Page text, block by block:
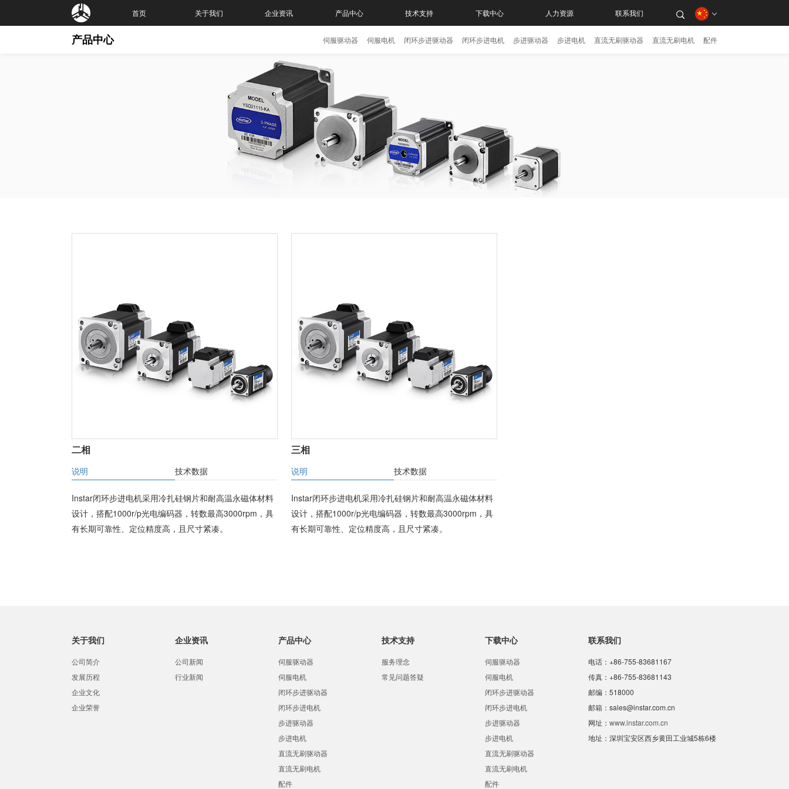
首页 关于我们 企业资讯 产品中心 技术支持 下载中心 人力资源 联系我们
产品中心 伺服驱动器 伺服电机 闭环步进驱动器 闭环步进电机 步进驱动器 步进电机 直流无刷驱动器 直流无刷电机 配件
二相
说明 技术数据
Instar闭环步进电机采用冷扎硅钢片和耐高温永磁体材料
设计，搭配1000r/p光电编码器，转数最高3000rpm，具
有长期可靠性、定位精度高，且尺寸紧凑。
三相
说明 技术数据
Instar闭环步进电机采用冷扎硅钢片和耐高温永磁体材料
设计，搭配1000r/p光电编码器，转数最高3000rpm，具
有长期可靠性、定位精度高，且尺寸紧凑。
关于我们
公司简介
发展历程
企业文化
企业荣誉
企业资讯
公司新闻
行业新闻
产品中心
伺服驱动器
伺服电机
闭环步进驱动器
闭环步进电机
步进驱动器
步进电机
直流无刷驱动器
直流无刷电机
配件
技术支持
服务理念
常见问题答疑
下载中心
伺服驱动器
伺服电机
闭环步进驱动器
闭环步进电机
步进驱动器
步进电机
直流无刷驱动器
直流无刷电机
配件
联系我们
电话：+86-755-83681167
传真：+86-755-83681143
邮编：518000
邮箱：sales@instar.com.cn
网址： www.instar.com.cn
地址：深圳宝安区西乡黄田工业城5栋6楼